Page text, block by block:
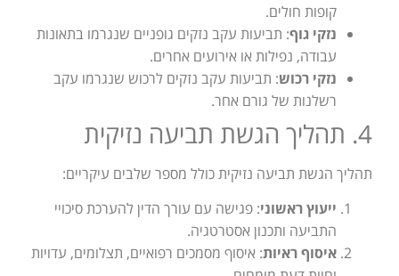
קופות חולים.
נזקי גוף: תביעות עקב נזקים גופניים שנגרמו בתאונות
עבודה, נפילות או אירועים אחרים.
נזקי רכוש: תביעות עקב נזקים לרכוש שנגרמו עקב
רשלנות של גורם אחר.
4. תהליך הגשת תביעה נזיקית
תהליך הגשת תביעה נזיקית כולל מספר שלבים עיקריים:
ייעוץ ראשוני: פגישה עם עורך הדין להערכת סיכויי
התביעה ותכנון אסטרטגיה.
איסוף ראיות: איסוף מסמכים רפואיים, תצלומים, עדויות